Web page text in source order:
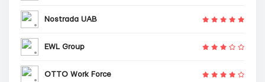
Nostrada UAB
EWL Group
OTTO Work Force